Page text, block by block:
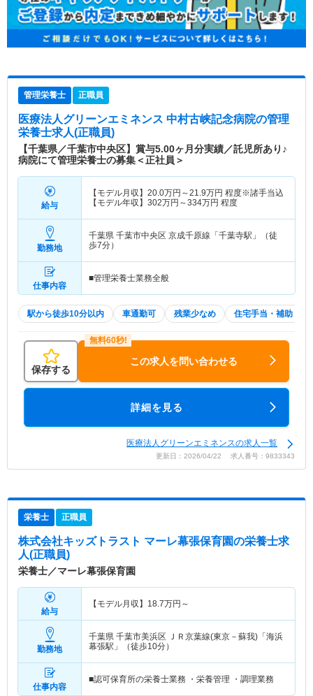
管理栄養士 正職員
医療法人グリーンエミネンス 中村古峡記念病院の管理
栄養士求人(正職員)
【千葉県／千葉市中央区】賞与5.00ヶ月分実績／託児所あり♪
病院にて管理栄養士の募集＜正社員＞
給与
【モデル月収】 20.0万円～21.9万円 程度※諸手当込
【モデル年収】 302万円～334万円 程度
勤務地
千葉県 千葉市中央区 京成千原線「千葉寺駅」（徒
歩7分）
仕事内容
■管理栄養士業務全般
駅から徒歩10分以内 車通勤可 残業少なめ 住宅手当・補助
保存する
この求人を問い合わせる
詳細を見る
医療法人グリーンエミネンスの求人一覧
更新日：2026/04/22 求人番号：9833343
栄養士 正職員
株式会社キッズトラスト マーレ幕張保育園の栄養士求
人(正職員)
栄養士／マーレ幕張保育園
給与
【モデル月収】 18.7万円～
勤務地
千葉県 千葉市美浜区 ＪＲ京葉線(東京－蘇我)「海浜
幕張駅」（徒歩10分）
仕事内容
■認可保育所の栄養士業務 ・栄養管理 ・調理業務